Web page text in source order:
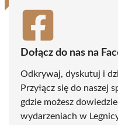
Dołącz do nas na
Odkrywaj, dyskutuj i
Przyłącz się do naszej
gdzie możesz
wydarzeniach w